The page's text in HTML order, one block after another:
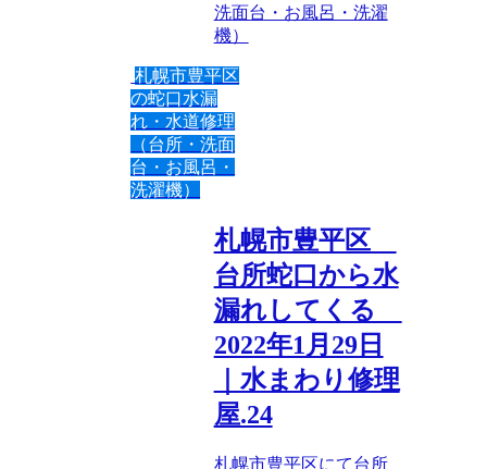
洗面台・お風呂・洗濯
機）
札幌市豊平区
の蛇口水漏
れ・水道修理
（台所・洗面
台・お風呂・
洗濯機）
札幌市豊平区
台所蛇口から水
漏れしてくる
2022年1月29日
｜水まわり修理
屋.24
札幌市豊平区にて台所